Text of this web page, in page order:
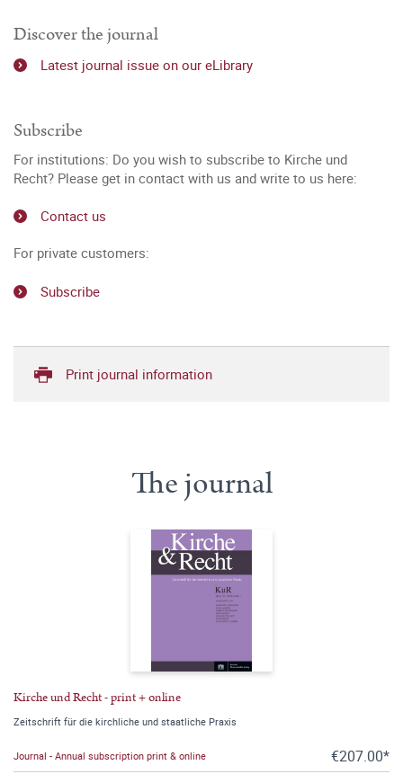
Discover the journal
Latest journal issue on our eLibrary
Subscribe
For institutions: Do you wish to subscribe to Kirche und
Recht? Please get in contact with us and write to us here:
Contact us
For private customers:
Subscribe
Print journal information
The journal
Kirche und Recht - print + online
Zeitschrift für die kirchliche und staatliche Praxis
Journal - Annual subscription print & online €207.00*